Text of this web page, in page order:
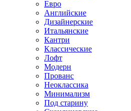
Евро
Английские
Дизайнерские
Итальянские
Кантри
Классические
Лофт
Модерн
Прованс
Неоклассика
Минимализм
Под старину